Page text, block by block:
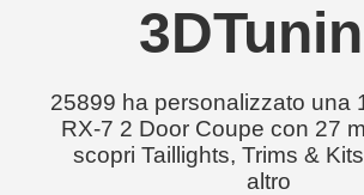
25899 ha personalizzato una
RX-7 2 Door Coupe con 27
scopri Taillights, Trims &
altro